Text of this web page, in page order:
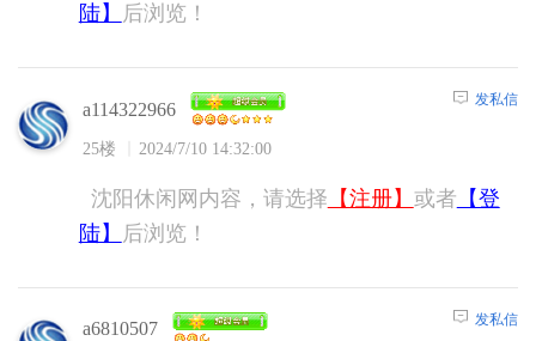
陆】
后浏览！
a114322966
25楼 2024/7/10 14:32:00
发私信
沈阳休闲网内容，请选择 【注册】 或者 【登
陆】
后浏览！
a6810507 发私信